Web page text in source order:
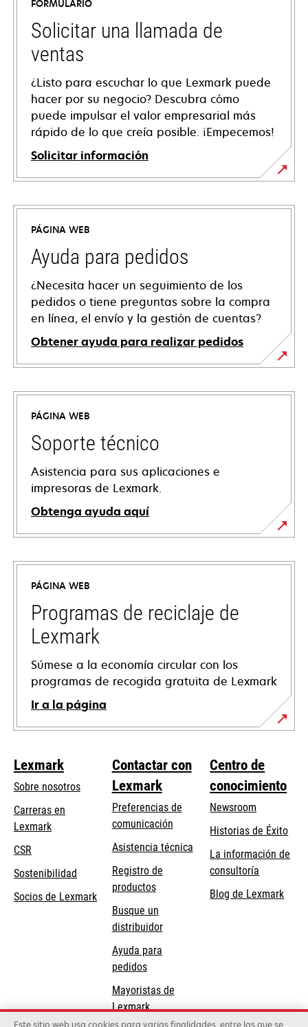
FORMULARIO
Solicitar una llamada de
ventas
¿Listo para escuchar lo que Lexmark puede
hacer por su negocio? Descubra cómo
puede impulsar el valor empresarial más
rápido de lo que creía posible. ¡Empecemos!
Solicitar información
PÁGINA WEB
Ayuda para pedidos
¿Necesita hacer un seguimiento de los
pedidos o tiene preguntas sobre la compra
en línea, el envío y la gestión de cuentas?
Obtener ayuda para realizar pedidos
PÁGINA WEB
Soporte técnico
Asistencia para sus aplicaciones e
impresoras de Lexmark.
Obtenga ayuda aquí
se
abre
una
pestaña
nueva
PÁGINA WEB
Programas de reciclaje de
Lexmark
Súmese a la economía circular con los
programas de recogida gratuita de Lexmark
Ir a la página
Lexmark
Sobre nosotros
Carreras en
Lexmark
CSR
Sostenibilidad
Socios de Lexmark
Contactar con
Lexmark
Preferencias de
comunicación
se
abre
en
una
pestaña
nueva
Asistencia técnicase
abre
Registro de
productos
Busque un
distribuidor
Ayuda para
pedidos
Mayoristas de
Lexmark
Centro de
conocimiento
Newsroom
Historias de Éxito
La información de
consultoría
Blog de Lexmark
Este sitio web usa cookies para varias finalidades, entre las que se